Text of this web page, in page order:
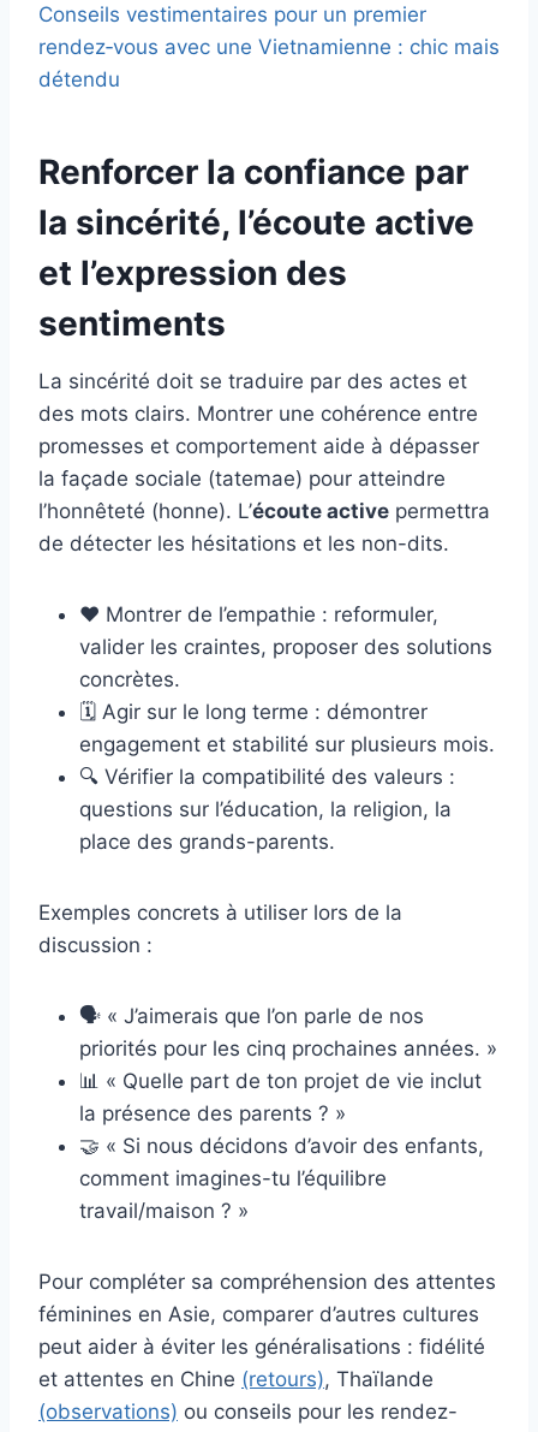
Conseils vestimentaires pour un premier
rendez‑vous avec une Vietnamienne : chic mais
détendu
Renforcer la confiance par
la sincérité, l’écoute active
et l’expression des
sentiments
La sincérité doit se traduire par des actes et
des mots clairs. Montrer une cohérence entre
promesses et comportement aide à dépasser
la façade sociale (tatemae) pour atteindre
l’honnêteté (honne). L’écoute active permettra
de détecter les hésitations et les non-dits.
❤️ Montrer de l’empathie : reformuler,
valider les craintes, proposer des solutions
concrètes.
🗓️ Agir sur le long terme : démontrer
engagement et stabilité sur plusieurs mois.
🔍 Vérifier la compatibilité des valeurs :
questions sur l’éducation, la religion, la
place des grands-parents.
Exemples concrets à utiliser lors de la
discussion :
🗣️ « J’aimerais que l’on parle de nos
priorités pour les cinq prochaines années. »
📊 « Quelle part de ton projet de vie inclut
la présence des parents ? »
🤝 « Si nous décidons d’avoir des enfants,
comment imagines-tu l’équilibre
travail/maison ? »
Pour compléter sa compréhension des attentes
féminines en Asie, comparer d’autres cultures
peut aider à éviter les généralisations : fidélité
et attentes en Chine (retours), Thaïlande
(observations) ou conseils pour les rendez-